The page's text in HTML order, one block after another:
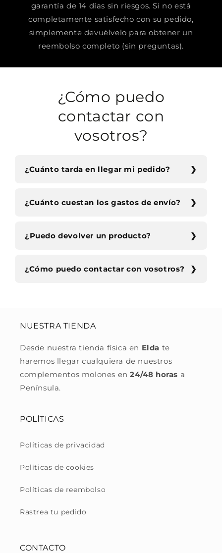
garantía de 14 días sin riesgos. Si no está
completamente satisfecho con su pedido,
simplemente devuélvelo para obtener un
reembolso completo (sin preguntas).
¿Cómo puedo
contactar con
vosotros?
¿Cuánto tarda en llegar mi pedido?
¿Cuánto cuestan los gastos de envío?
¿Puedo devolver un producto?
¿Cómo puedo contactar con vosotros?
NUESTRA TIENDA
Desde nuestra tienda física en Elda te
haremos llegar cualquiera de nuestros
complementos molones en24/48 horas a
Península.
POLÍTICAS
Políticas de privacidad
Políticas de cookies
Políticas de reembolso
Rastrea tu pedido
CONTACTO